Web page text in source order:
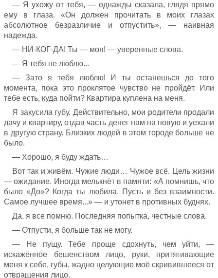
— Я ухожу от тебя, — однажды сказала, глядя прямо
ему в глаза. «Он должен прочитать в моих глазах
абсолютное безразличие и отпустить», — наивная
надежда.
— НИ-КОГ-ДА! Ты — моя! — уверенные слова.
— Я тебя не люблю...
— Зато я тебя люблю! И ты останешься до того
момента, пока это проклятое чувство не пройдёт. Или
тебе есть, куда пойти? Квартира куплена на меня.
Я закусила губу. Действительно, мои родители продали
дачу и квартиру, отдав часть денег нам на новую и уехали
в другую страну. Близких людей в этом городе больше не
было.
— Хорошо, я буду ждать…
Вот так и живём. Чужие люди… Чужое всё. Цель жизни
— ожидание. Иногда мелькнёт в памяти: «А помнишь, что
было «До»? Когда ты любила. Пусть и без взаимности.
Самое лучшее время...» — и утонет в противных буднях.
Да, я все помню. Последняя попытка, честные слова.
— Отпусти, я больше так не могу.
— Не пущу. Тебе проще сдохнуть, чем уйти, —
искажённое бешенством лицо, руки, притягивающие
меня к себе, губы, жадно целующие моё скривившееся от
отвращения лицо.